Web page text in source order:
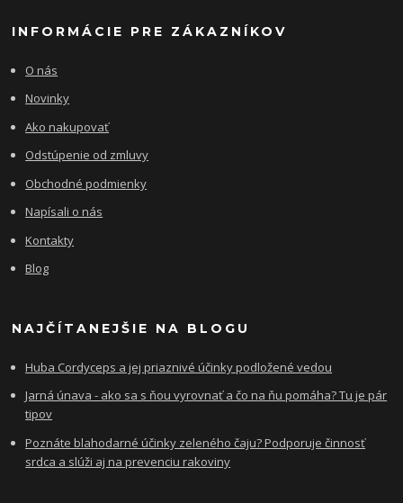
INFORMÁCIE PRE ZÁKAZNÍKOV
O nás
Novinky
Ako nakupovať
Odstúpenie od zmluvy
Obchodné podmienky
Napísali o nás
Kontakty
Blog
NAJČÍTANEJŠIE NA BLOGU
Huba Cordyceps a jej priaznivé účinky podložené vedou
Jarná únava - ako sa s ňou vyrovnať a čo na ňu pomáha? Tu je pár
tipov
Poznáte blahodarné účinky zeleného čaju? Podporuje činnosť
srdca a slúži aj na prevenciu rakoviny